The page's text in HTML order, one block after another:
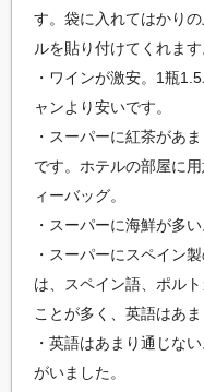
す。袋に入れてはかり
ルを貼り付けてくれます
・ワインが激安。1瓶
ャンより安いです。
・スーパーに紅茶があ
です。ホテルの部屋に
ィーバッグ。
・スーパーに海鮮が多い
・スーパーにスペイン
は、スペイン語、ポル
ことが多く、英語はあま
・英語はあまり通じな
がいました。